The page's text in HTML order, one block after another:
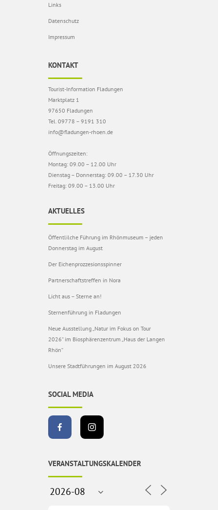
Links
Datenschutz
Impressum
KONTAKT
Tourist-Information Fladungen
Marktplatz 1
97650 Fladungen
Tel. 09778 – 9191 310
info@fladungen-rhoen.de
Öffnungszeiten:
Montag: 09.00 – 12.00 Uhr
Dienstag – Donnerstag: 09.00 – 17.30 Uhr
Freitag: 09.00 – 13.00 Uhr
AKTUELLES
Öffentlilche Führung im Rhönmuseum – jeden
Donnerstag im August
Der Eichenprozzesionsspinner
Partnerschaftstreffen in Nora
Licht aus – Sterne an!
Sternenführung in Fladungen
Neue Ausstellung „Natur im Fokus on Tour
2026“ im Biosphärenzentrum „Haus der Langen
Rhön“
Unsere Stadtführungen im August 2026
SOCIAL MEDIA
VERANSTALTUNGSKALENDER